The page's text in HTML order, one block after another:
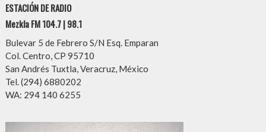
ESTACIÓN DE RADIO
Mezkla FM 104.7 | 98.1
Bulevar 5 de Febrero S/N Esq. Emparan
Col. Centro, CP 95710
San Andrés Tuxtla, Veracruz, México
Tel. (294) 6880202
WA: 294 140 6255